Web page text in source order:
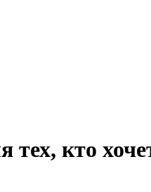
тех, кто